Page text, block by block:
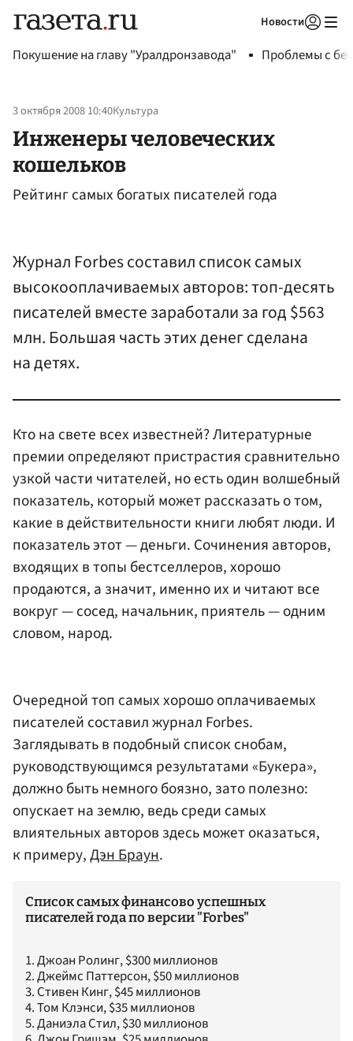
Новости
Покушение на главу "Уралдронзавода" Проблемы с
3 октября 2008 10:40Культура
Инженеры человеческих
кошельков
Рейтинг самых богатых писателей года
Журнал Forbes составил список самых
высокооплачиваемых авторов: топ-десять
писателей вместе заработали за год $563
млн. Большая часть этих денег сделана
на детях.
Кто на свете всех известней? Литературные
премии определяют пристрастия сравнительно
узкой части читателей, но есть один волшебный
показатель, который может рассказать о том,
какие в действительности книги любят люди. И
показатель этот — деньги. Сочинения авторов,
входящих в топы бестселлеров, хорошо
продаются, а значит, именно их и читают все
вокруг — сосед, начальник, приятель — одним
словом, народ.
Очередной топ самых хорошо оплачиваемых
писателей составил журнал Forbes.
Заглядывать в подобный список снобам,
руководствующимся результатами «Букера»,
должно быть немного боязно, зато полезно:
опускает на землю, ведь среди самых
влиятельных авторов здесь может оказаться,
к примеру,Дэн Браун.
Список самых финансово успешных
писателей года по версии "Forbes"
1. Джоан Ролинг, $300 миллионов
2. Джеймс Паттерсон, $50 миллионов
3. Стивен Кинг, $45 миллионов
4. Том Клэнси, $35 миллионов
5. Даниэла Стил, $30 миллионов